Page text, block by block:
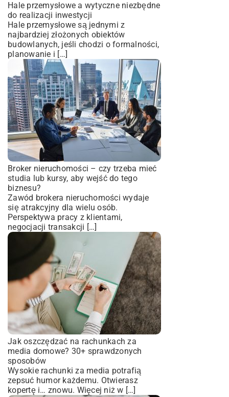
Hale przemysłowe a wytyczne niezbędne
do realizacji inwestycji
Hale przemysłowe są jednymi z
najbardziej złożonych obiektów
budowlanych, jeśli chodzi o formalności,
planowanie i […]
Broker nieruchomości – czy trzeba mieć
studia lub kursy, aby wejść do tego
biznesu?
Zawód brokera nieruchomości wydaje
się atrakcyjny dla wielu osób.
Perspektywa pracy z klientami,
negocjacji transakcji […]
Jak oszczędzać na rachunkach za
media domowe? 30+ sprawdzonych
sposobów
Wysokie rachunki za media potrafią
zepsuć humor każdemu. Otwierasz
kopertę i… znowu. Więcej niż w […]